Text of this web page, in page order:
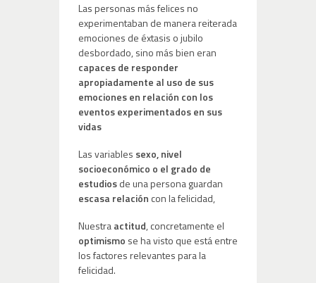
Las personas más felices no
experimentaban de manera reiterada
emociones de éxtasis o jubilo
desbordado, sino más bien eran
capaces de responder
apropiadamente al uso de sus
emociones en relación con los
eventos experimentados en sus
vidas
Las variables sexo, nivel
socioeconómico o el grado de
estudiosde una persona guardan
escasa relación con la felicidad,
Nuestraactitud, concretamente el
optimismo se ha visto que está entre
los factores relevantes para la
felicidad.